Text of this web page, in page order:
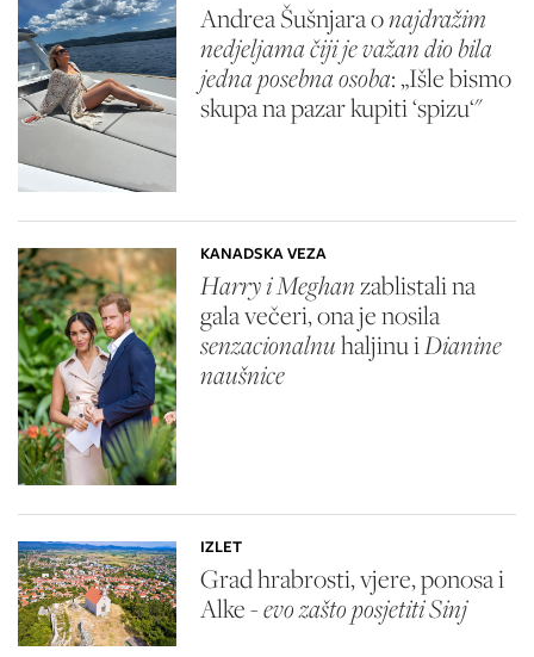
Andrea Šušnjara onajdražim
nedjeljama čiji je važan dio bila
jedna posebna osoba: „Išle bismo
skupa na pazar kupiti ‘spizu‘"
KANADSKA VEZA
Harry i Meghanzablistali na
gala večeri, ona je nosila
senzacionalnuhaljinu iDianine
naušnice
IZLET
Grad hrabrosti, vjere, ponosa i
Alke -evo zašto posjetiti Sinj